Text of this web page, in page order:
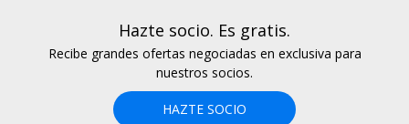
Hazte socio. Es gratis.
Recibe grandes ofertas negociadas en exclusiva para
nuestros socios.
HAZTE SOCIO